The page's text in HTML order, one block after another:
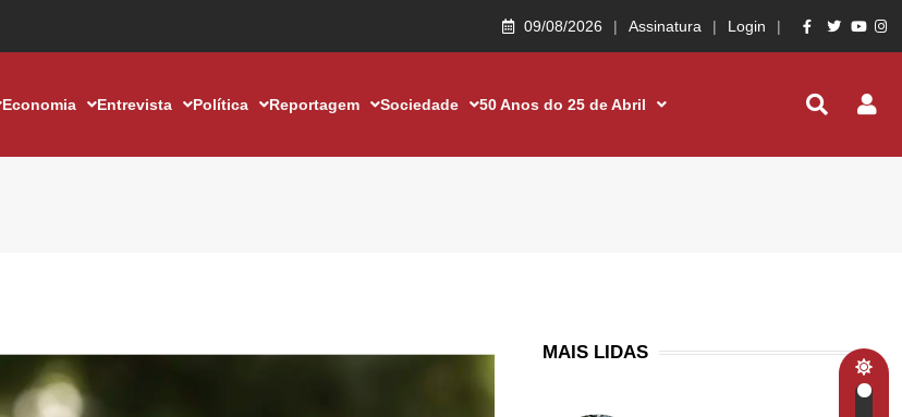
09/08/2026 Assinatura Login
Economia Entrevista Política Reportagem Sociedade 50 Anos do 25 de Abril
MAIS LIDAS